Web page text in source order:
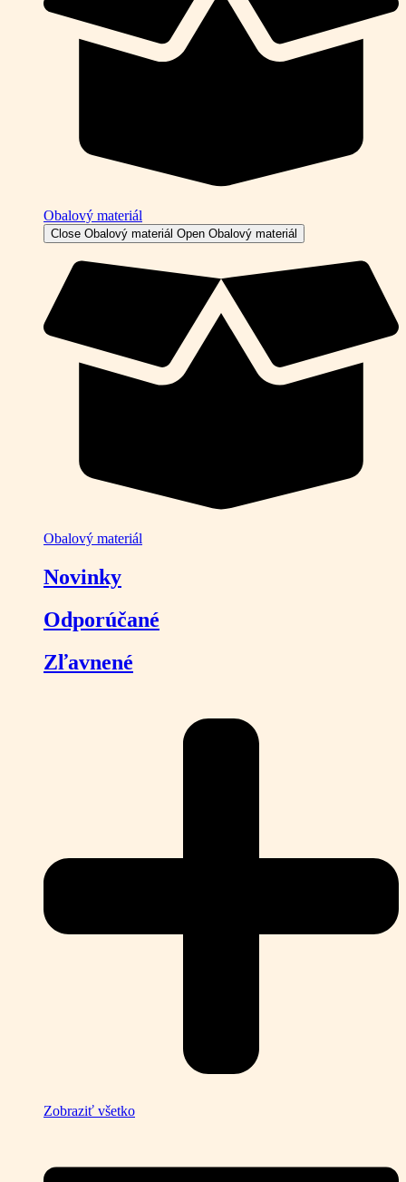
Obalový materiál
Close Obalový materiál Open Obalový materiál
Obalový materiál
Novinky
Odporúčané
Zľavnené
Zobraziť všetko